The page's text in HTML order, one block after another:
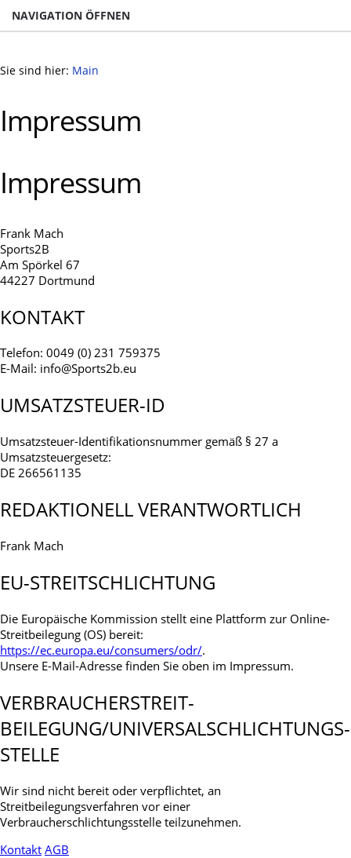
NAVIGATION ÖFFNEN
Sie sind hier: Main
Impressum
Impressum
Frank Mach
Sports2B
Am Spörkel 67
44227 Dortmund
KONTAKT
Telefon: 0049 (0) 231 759375
E-Mail: info@Sports2b.eu
UMSATZSTEUER-ID
Umsatzsteuer-Identifikationsnummer gemäß § 27 a
Umsatzsteuergesetz:
DE 266561135
REDAKTIONELL VERANTWORTLICH
Frank Mach
EU-STREITSCHLICHTUNG
Die Europäische Kommission stellt eine Plattform zur Online-
Streitbeilegung (OS) bereit:
https://ec.europa.eu/consumers/odr/.
Unsere E-Mail-Adresse finden Sie oben im Impressum.
VERBRAUCHER­STREIT­
BEILEGUNG/UNIVERSAL­SCHLICHTUNGS­
STELLE
Wir sind nicht bereit oder verpflichtet, an
Streitbeilegungsverfahren vor einer
Verbraucherschlichtungsstelle teilzunehmen.
Kontakt AGB